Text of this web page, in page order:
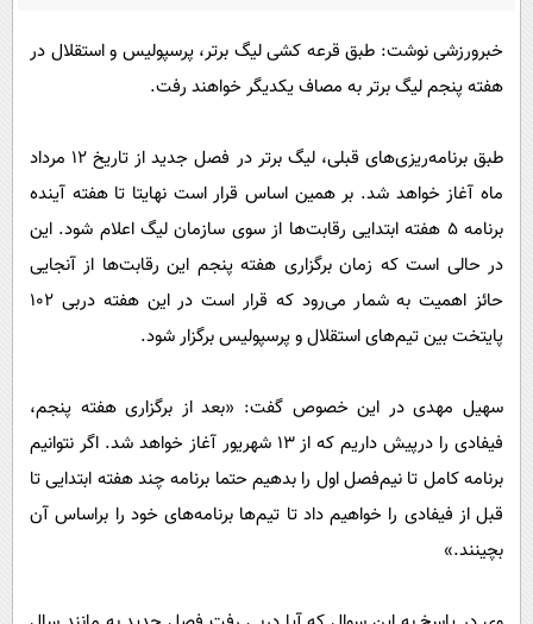
فناوری
حوادث
سلامت
فرهنگی
بین الملل
سیاست خارجی
روانشناسی
دانلود
خبرورزشی نوشت: طبق قرعه کشی لیگ برتر، پرسپولیس و استقلال در
هفته پنجم لیگ برتر به مصاف یکدیگر خواهند رفت.
طبق برنامه‌ریزی‌های قبلی، لیگ برتر در فصل جدید از تاریخ ۱۲ مرداد
ماه آغاز خواهد شد. بر همین اساس قرار است نهایتا تا هفته آینده
برنامه ۵ هفته ابتدایی رقابت‌ها از سوی سازمان لیگ اعلام شود. این
در حالی است که زمان برگزاری هفته پنجم این رقابت‌ها از آنجایی
حائز اهمیت به شمار می‌رود که قرار است در این هفته دربی ۱۰۲
پایتخت بین تیم‌های استقلال و پرسپولیس برگزار شود.
سهیل مهدی در این خصوص گفت: «بعد از برگزاری هفته پنجم،
فیفادی را درپیش داریم که از ۱۳ شهریور آغاز خواهد شد. اگر نتوانیم
برنامه کامل تا نیم‌فصل اول را بدهیم حتما برنامه چند هفته ابتدایی تا
قبل از فیفادی را خواهیم داد تا تیم‌ها برنامه‌های خود را براساس آن
بچینند.»